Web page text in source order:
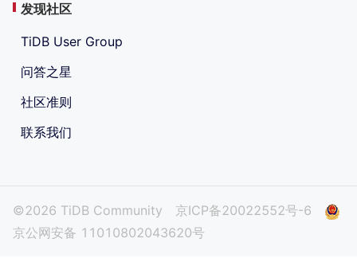
发现社区
TiDB User Group
问答之星
社区准则
联系我们
©2026 TiDB Community
京ICP备20022552号-6
京公网安备 11010802043620号